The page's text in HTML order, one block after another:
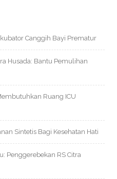
Canggih Bayi Prematur
Husada: Bantu Pemulihan
Ruang ICU
Sintetis Bagi Kesehatan Hati
Penggerebekan RS Citra